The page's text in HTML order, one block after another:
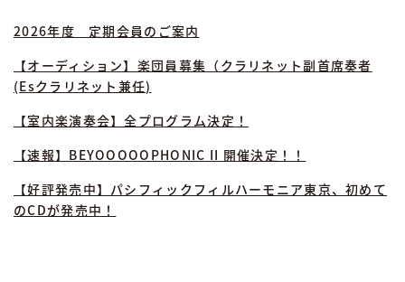
2026年度 定期会員のご案内
【オーディション】楽団員募集（クラリネット副首席奏者
(Esクラリネット兼任)
【室内楽演奏会】全プログラム決定！
【速報】BEYOOOOOPHONIC II 開催決定！！
【好評発売中】パシフィックフィルハーモニア東京、初めて
のCDが発売中！